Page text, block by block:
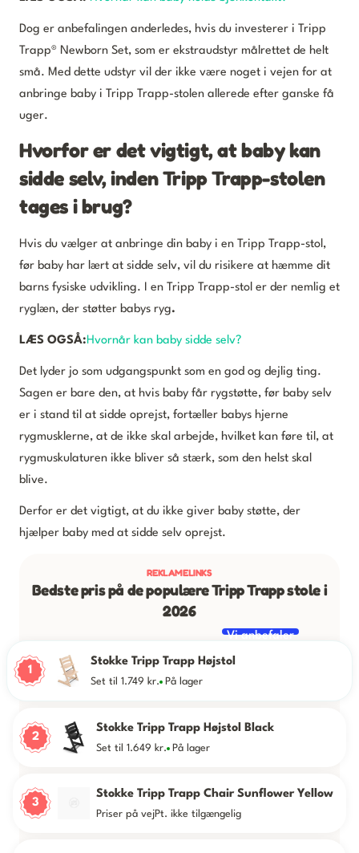
Dog er anbefalingen anderledes, hvis du investerer i Tripp
Trapp® Newborn Set, som er ekstraudstyr målrettet de helt
små. Med dette udstyr vil der ikke være noget i vejen for at
anbringe baby i Tripp Trapp-stolen allerede efter ganske få
uger.
Hvorfor er det vigtigt, at baby kan
sidde selv, inden Tripp Trapp-stolen
tages i brug?
Hvis du vælger at anbringe din baby i en Tripp Trapp-stol,
før baby har lært at sidde selv, vil du risikere at hæmme dit
barns fysiske udvikling. I en Tripp Trapp-stol er der nemlig et
ryglæn, der støtter babys ryg.
LÆS OGSÅ:Hvornår kan baby sidde selv?
Det lyder jo som udgangspunkt som en god og dejlig ting.
Sagen er bare den, at hvis baby får rygstøtte, før baby selv
er i stand til at sidde oprejst, fortæller babys hjerne
rygmusklerne, at de ikke skal arbejde, hvilket kan føre til, at
rygmuskulaturen ikke bliver så stærk, som den helst skal
blive.
Derfor er det vigtigt, at du ikke giver baby støtte, der
hjælper baby med at sidde selv oprejst.
Bedste pris på de populære Tripp Trapp stole i
2026
Vi anbefaler
1
Stokke Tripp Trapp Højstol
Set til 1.749 kr. På lager
2
Stokke Tripp Trapp Højstol Black
Set til 1.649 kr. På lager
3
Stokke Tripp Trapp Chair Sunflower Yellow
Priser på vejPt. ikke tilgængelig